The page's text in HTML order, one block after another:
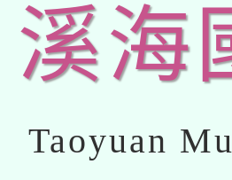
溪海
Taoyuan